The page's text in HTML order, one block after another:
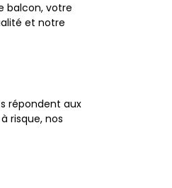
balcon, votre
et notre
répondent aux
risque, nos